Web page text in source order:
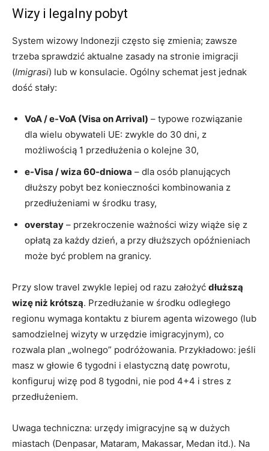
Wizy i legalny pobyt
System wizowy Indonezji często się zmienia; zawsze
trzeba sprawdzić aktualne zasady na stronie imigracji
(Imigrasi) lub w konsulacie. Ogólny schemat jest jednak
dość stały:
VoA / e-VoA (Visa on Arrival) – typowe rozwiązanie
dla wielu obywateli UE: zwykle do 30 dni, z
możliwością 1 przedłużenia o kolejne 30,
e-Visa / wiza 60-dniowa – dla osób planujących
dłuższy pobyt bez konieczności kombinowania z
przedłużeniami w środku trasy,
overstay – przekroczenie ważności wizy wiąże się z
opłatą za każdy dzień, a przy dłuższych opóźnieniach
może być problem na granicy.
Przy slow travel zwykle lepiej od razu założyć dłuższą
wizę niż krótszą. Przedłużanie w środku odległego
regionu wymaga kontaktu z biurem agenta wizowego (lub
samodzielnej wizyty w urzędzie imigracyjnym), co
rozwala plan „wolnego” podróżowania. Przykładowo: jeśli
masz w głowie 6 tygodni i elastyczną datę powrotu,
konfiguruj wizę pod 8 tygodni, nie pod 4+4 i stres z
przedłużeniem.
Uwaga techniczna: urzędy imigracyjne są w dużych
miastach (Denpasar, Mataram, Makassar, Medan itd.). Na